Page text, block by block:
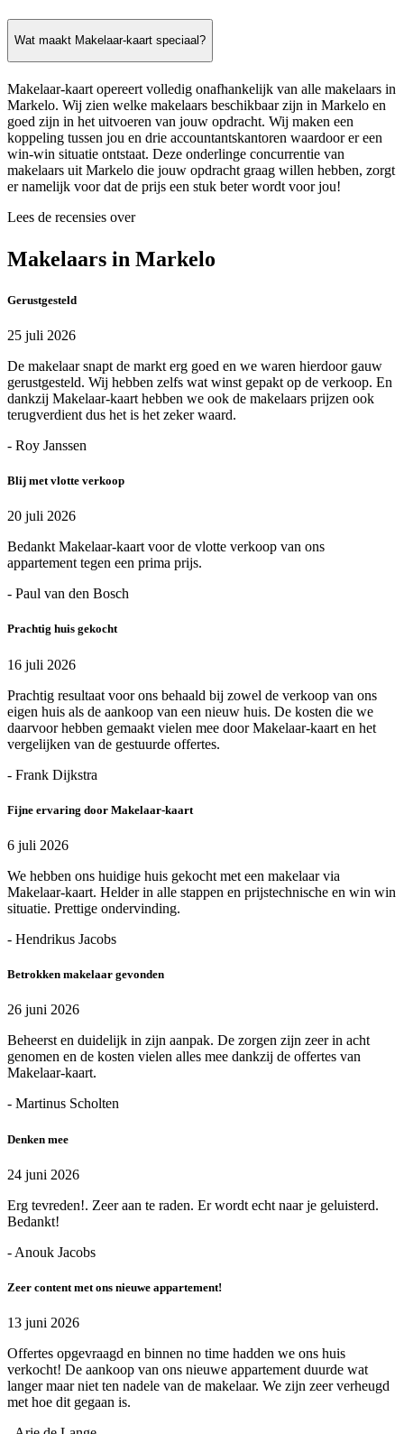
Wat maakt Makelaar-kaart speciaal?
Makelaar-kaart opereert volledig onafhankelijk van alle makelaars in
Markelo. Wij zien welke makelaars beschikbaar zijn in Markelo en
goed zijn in het uitvoeren van jouw opdracht. Wij maken een
koppeling tussen jou en drie accountantskantoren waardoor er een
win-win situatie ontstaat. Deze onderlinge concurrentie van
makelaars uit Markelo die jouw opdracht graag willen hebben, zorgt
er namelijk voor dat de prijs een stuk beter wordt voor jou!
Lees de recensies over
Makelaars in Markelo
Gerustgesteld
25 juli 2026
De makelaar snapt de markt erg goed en we waren hierdoor gauw
gerustgesteld. Wij hebben zelfs wat winst gepakt op de verkoop. En
dankzij Makelaar-kaart hebben we ook de makelaars prijzen ook
terugverdient dus het is het zeker waard.
- Roy Janssen
Blij met vlotte verkoop
20 juli 2026
Bedankt Makelaar-kaart voor de vlotte verkoop van ons
appartement tegen een prima prijs.
- Paul van den Bosch
Prachtig huis gekocht
16 juli 2026
Prachtig resultaat voor ons behaald bij zowel de verkoop van ons
eigen huis als de aankoop van een nieuw huis. De kosten die we
daarvoor hebben gemaakt vielen mee door Makelaar-kaart en het
vergelijken van de gestuurde offertes.
- Frank Dijkstra
Fijne ervaring door Makelaar-kaart
6 juli 2026
We hebben ons huidige huis gekocht met een makelaar via
Makelaar-kaart. Helder in alle stappen en prijstechnische en win win
situatie. Prettige ondervinding.
- Hendrikus Jacobs
Betrokken makelaar gevonden
26 juni 2026
Beheerst en duidelijk in zijn aanpak. De zorgen zijn zeer in acht
genomen en de kosten vielen alles mee dankzij de offertes van
Makelaar-kaart.
- Martinus Scholten
Denken mee
24 juni 2026
Erg tevreden!. Zeer aan te raden. Er wordt echt naar je geluisterd.
Bedankt!
- Anouk Jacobs
Zeer content met ons nieuwe appartement!
13 juni 2026
Offertes opgevraagd en binnen no time hadden we ons huis
verkocht! De aankoop van ons nieuwe appartement duurde wat
langer maar niet ten nadele van de makelaar. We zijn zeer verheugd
met hoe dit gegaan is.